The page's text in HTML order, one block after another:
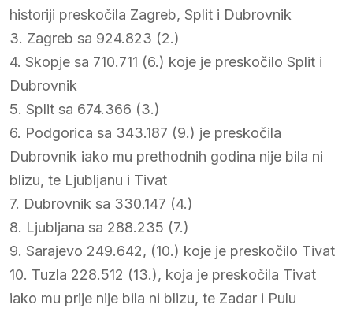
historiji preskočila Zagreb, Split i Dubrovnik
3. Zagreb sa 924.823 (2.)
4. Skopje sa 710.711 (6.) koje je preskočilo Split i
Dubrovnik
5. Split sa 674.366 (3.)
6. Podgorica sa 343.187 (9.) je preskočila
Dubrovnik iako mu prethodnih godina nije bila ni
blizu, te Ljubljanu i Tivat
7. Dubrovnik sa 330.147 (4.)
8. Ljubljana sa 288.235 (7.)
9. Sarajevo 249.642, (10.) koje je preskočilo Tivat
10. Tuzla 228.512 (13.), koja je preskočila Tivat
iako mu prije nije bila ni blizu, te Zadar i Pulu